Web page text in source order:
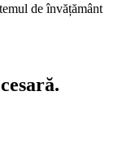
de învățământ